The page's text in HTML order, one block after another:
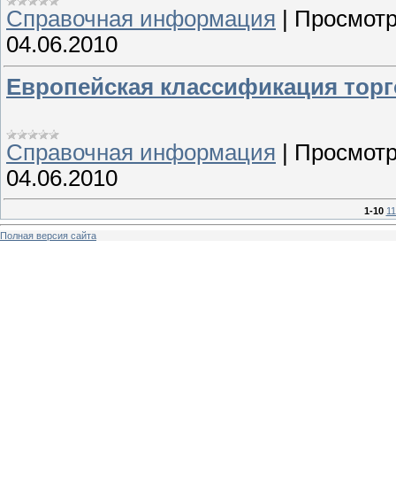
Справочная информация
04.06.2010
Европейская классификация
Справочная информация
04.06.2010
1-10
Полная версия сайта